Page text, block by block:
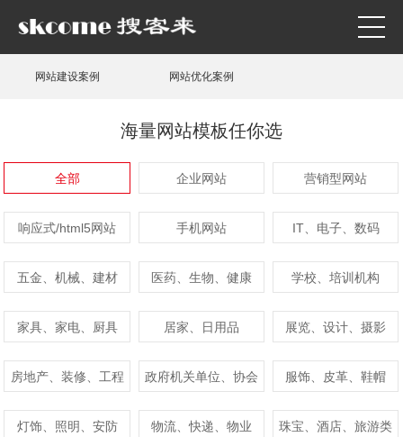
网站建设案例 网站优化案例
海量网站模板任你选
全部 企业网站 营销型网站
响应式/html5网站 手机网站 IT、电子、数码
五金、机械、建材 医药、生物、健康 学校、培训机构
家具、家电、厨具 居家、日用品 展览、设计、摄影
房地产、装修、工程 政府机关单位、协会 服饰、皮革、鞋帽
灯饰、照明、安防 物流、快递、物业 珠宝、酒店、旅游类